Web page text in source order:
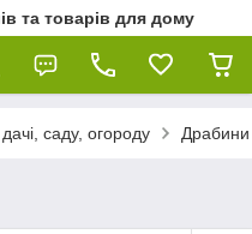
та товарів для дому
саду, огороду Драбини